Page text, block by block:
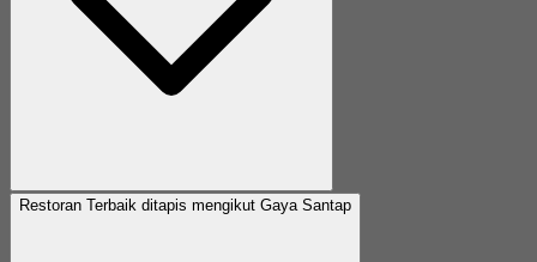
Restoran Terbaik ditapis mengikut Gaya Santap